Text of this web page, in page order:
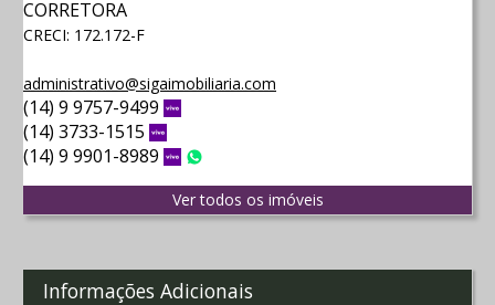
CORRETORA
CRECI: 172.172-F
administrativo@sigaimobiliaria.com
(14) 9 9757-9499
(14) 3733-1515
(14) 9 9901-8989 Vivo
Ver todos os imóveis
Informações Adicionais